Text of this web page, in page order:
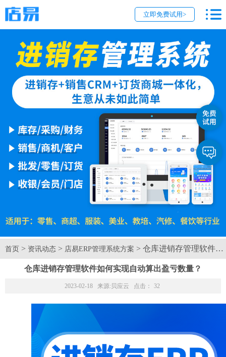
立即免费试用>
首页 > 资讯动态 > 店易ERP管理系统方案 > 仓库进销存管理软件
仓库进销存管理软件如何实现自动算出盈亏数量？
2023-02-18 来源: 贝应云 点击： 32